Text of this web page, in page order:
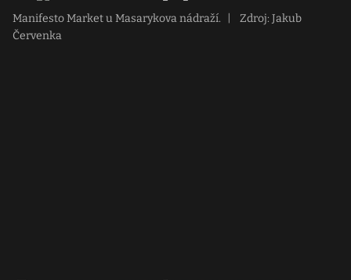
Manifesto Market u Masarykova nádraží.
Zdroj: Jakub
Červenka